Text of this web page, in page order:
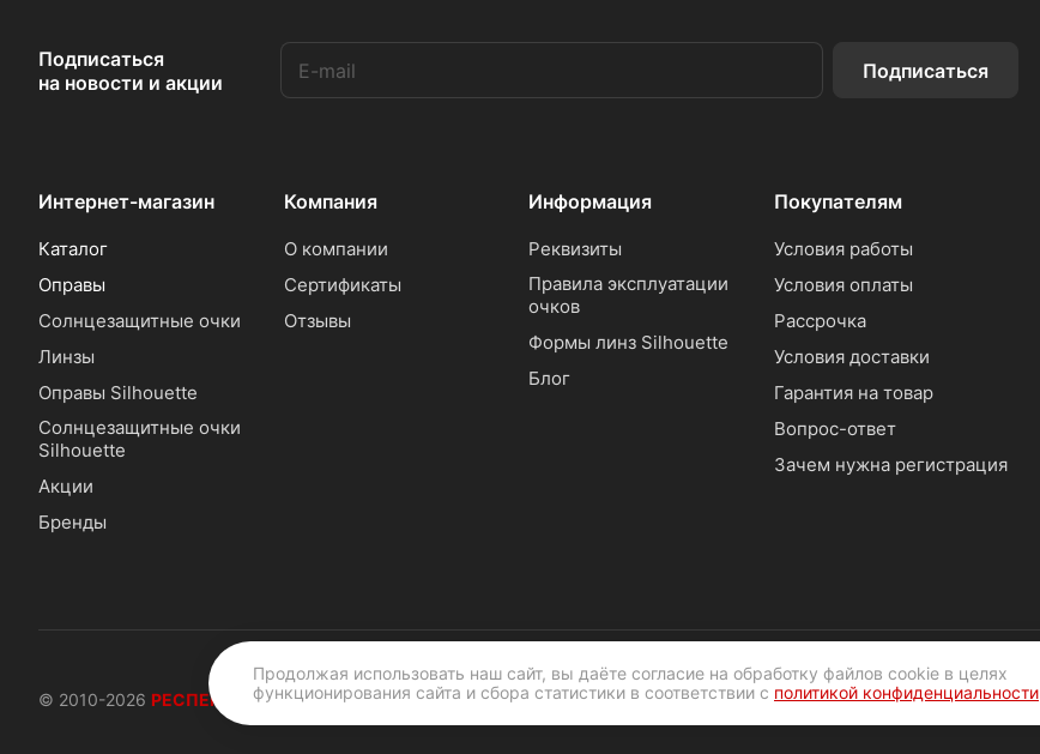
Подписаться
на новости и акции
Подписаться
Интернет-магазин
Каталог
Оправы
Солнцезащитные очки
Линзы
Оправы Silhouette
Солнцезащитные очки
Silhouette
Акции
Бренды
Компания
О компании
Сертификаты
Отзывы
Информация
Реквизиты
Правила эксплуатации
очков
Формы линз Silhouette
Блог
Покупателям
Условия работы
Условия оплаты
Рассрочка
Условия доставки
Гарантия на товар
Вопрос-ответ
Зачем нужна регистрация
© 2010-2026 РЕСПЕКТОПТИКА |16 лет
Продолжая использовать наш сайт, вы даёте согласие на обработку файлов cookie в целях
функционирования сайта и сбора статистики в соответствии с политикой конфиденциальности